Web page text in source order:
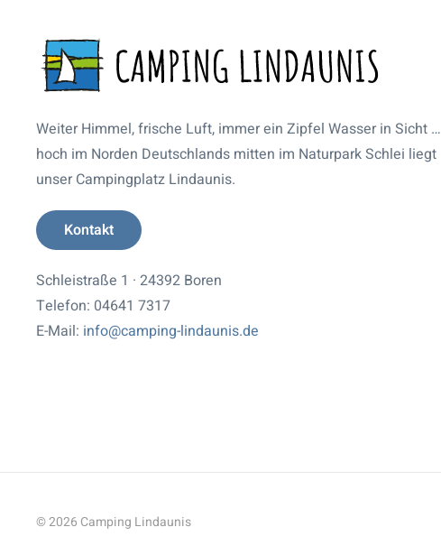
Weiter Himmel, frische Luft, immer ein Zipfel Wasser in Sicht …
hoch im Norden Deutschlands mitten im Naturpark Schlei liegt
unser Campingplatz Lindaunis.
Kontakt
Schleistraße 1 · 24392 Boren
Telefon: 04641 7317
E-Mail: info@camping-lindaunis.de
©2026 Camping Lindaunis